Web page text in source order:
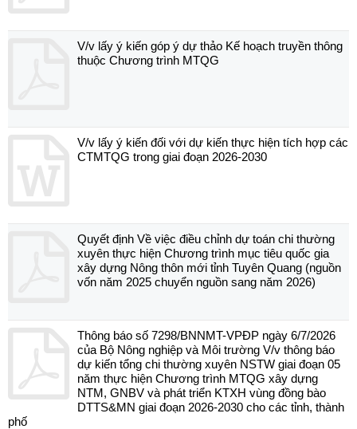
V/v lấy ý kiến góp ý dự thảo Kế hoạch truyền thông
thuộc Chương trình MTQG
V/v lấy ý kiến đối với dự kiến thực hiện tích hợp các
CTMTQG trong giai đoạn 2026-2030
Quyết định Về việc điều chỉnh dự toán chi thường
xuyên thực hiện Chương trình mục tiêu quốc gia
xây dựng Nông thôn mới tỉnh Tuyên Quang (nguồn
vốn năm 2025 chuyển nguồn sang năm 2026)
Thông báo số 7298/BNNMT-VPĐP ngày 6/7/2026
của Bộ Nông nghiệp và Môi trường V/v thông báo
dự kiến tổng chi thường xuyên NSTW giai đoạn 05
năm thực hiện Chương trình MTQG xây dựng
NTM, GNBV và phát triển KTXH vùng đồng bào
DTTS&MN giai đoạn 2026-2030 cho các tỉnh, thành
phố